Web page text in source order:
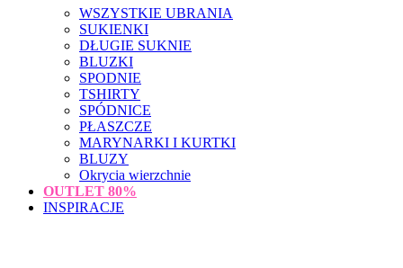
WSZYSTKIE UBRANIA
SUKIENKI
DŁUGIE SUKNIE
BLUZKI
SPODNIE
TSHIRTY
SPÓDNICE
PŁASZCZE
MARYNARKI I KURTKI
BLUZY
Okrycia wierzchnie
OUTLET 80%
INSPIRACJE